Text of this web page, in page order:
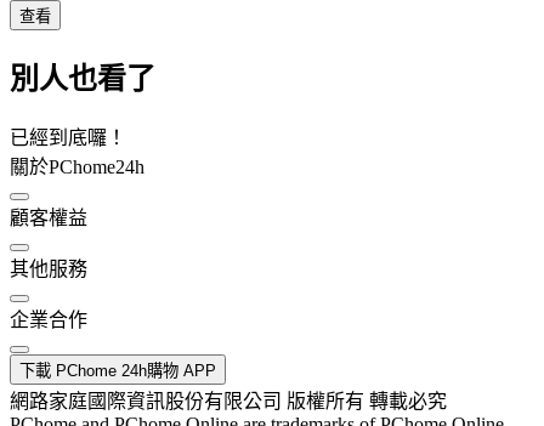
查看
別人也看了
已經到底囉！
關於PChome24h
顧客權益
其他服務
企業合作
下載 PChome 24h購物 APP
網路家庭國際資訊股份有限公司 版權所有 轉載必究